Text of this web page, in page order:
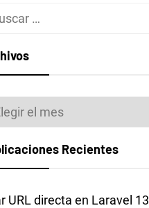
Recientes
URL directa en Laravel 13